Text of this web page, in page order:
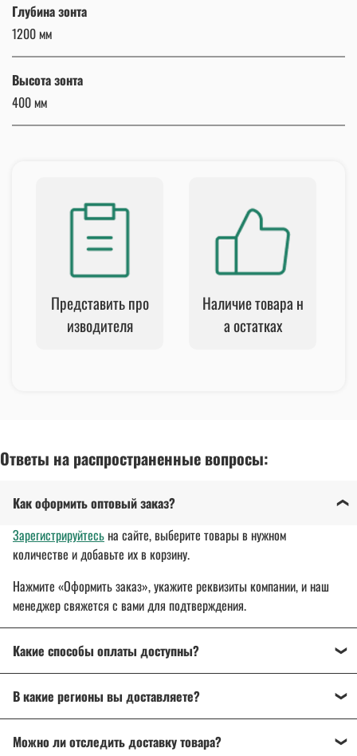
Глубина зонта
1200 мм
Высота зонта
400 мм
Представить про
изводителя
Наличие товара н
а остатках
Ответы на распространенные вопросы:
Как оформить оптовый заказ?
Зарегистрируйтесьна сайте, выберите товары в нужном
количестве и добавьте их в корзину.
Нажмите «Оформить заказ», укажите реквизиты компании, и наш
менеджер свяжется с вами для подтверждения.
Какие способы оплаты доступны?
расчетный счет организации.
Для государственных и муниципальных заказчиков
возможна поставка товара с отсрочкой платежа до 30 дней.
В какие регионы вы доставляете?
России : от Калининграда до Владивостока.
Можно ли отследить доставку товара?